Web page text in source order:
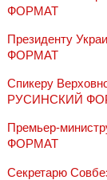
ФОРМАТ
Президенту
ФОРМАТ
Спикеру
РУСИНСКИЙ
Премьер-
ФОРМАТ
Секретарю